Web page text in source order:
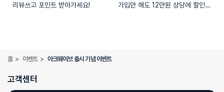
리뷰쓰고 포인트 받아가세요!
가입만 해도 12만원 상당에 할인팩
홈> 이벤트 > 아크웨이브 출시 기념 이벤트
고객센터